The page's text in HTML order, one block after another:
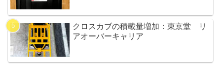
クロスカブの積載量増加：東京堂 リ
アオーバーキャリア